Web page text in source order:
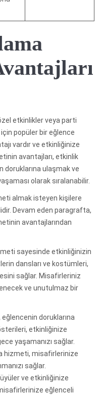
etkinlikler veya parti
popüler bir eğlence
vardır ve etkinliğinize
avantajları, etkinlik
doruklarına ulaşmak ve
olarak sıralanabilir.
almak isteyen kişilere
Devam eden paragrafta,
avantajlarından
sayesinde etkinliğinizin
dansları ve kostümleri,
sağlar. Misafirleriniz
ve unutulmaz bir
doruklarına
etkinliğinize
yaşamanızı sağlar.
hizmeti, misafirlerinize
sağlar.
ve etkinliğinize
eğlenceli